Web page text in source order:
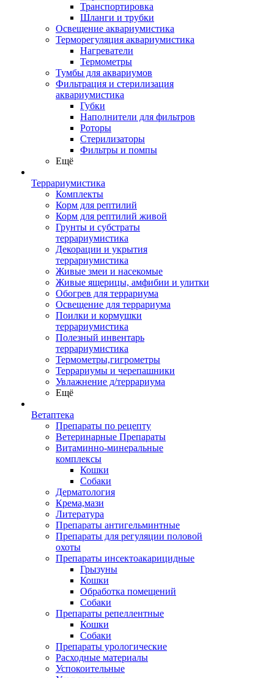
Транспортировка
Шланги и трубки
Освещение аквариумистика
Терморегуляция аквариумистика
Нагреватели
Термометры
Тумбы для аквариумов
Фильтрация и стерилизация
аквариумистика
Губки
Наполнители для фильтров
Роторы
Стерилизаторы
Фильтры и помпы
Ещё
Террариумистика
Комплекты
Корм для рептилий
Корм для рептилий живой
Грунты и субстраты
террариумистика
Декорации и укрытия
террариумистика
Живые змеи и насекомые
Живые ящерицы, амфибии и улитки
Обогрев для террариума
Освещение для террариума
Поилки и кормушки
террариумистика
Полезный инвентарь
террариумистика
Термометры,гигрометры
Террариумы и черепашники
Увлажнение д/террариума
Ещё
Ветаптека
Препараты по рецепту
Ветеринарные Препараты
Витаминно-минеральные
комплексы
Кошки
Собаки
Дерматология
Крема,мази
Литература
Препараты антигельминтные
Препараты для регуляции половой
охоты
Препараты инсектоакарицидные
Грызуны
Кошки
Обработка помещений
Собаки
Препараты репеллентные
Кошки
Собаки
Препараты урологические
Расходные материалы
Успокоительные